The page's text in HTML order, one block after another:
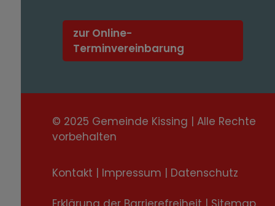
zur Online-
Terminvereinbarung
© 2025 Gemeinde Kissing | Alle Rechte
vorbehalten
Kontakt | Impressum | Datenschutz